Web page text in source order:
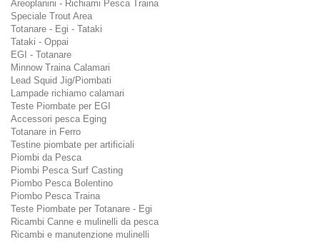
Areoplanini - Richiami Pesca Traina
Speciale Trout Area
Totanare - Egi - Tataki
Tataki - Oppai
EGI - Totanare
Minnow Traina Calamari
Lead Squid Jig/Piombati
Lampade richiamo calamari
Teste Piombate per EGI
Accessori pesca Eging
Totanare in Ferro
Testine piombate per artificiali
Piombi da Pesca
Piombi Pesca Surf Casting
Piombo Pesca Bolentino
Piombo Pesca Traina
Teste Piombate per Totanare - Egi
Ricambi Canne e mulinelli da pesca
Ricambi e manutenzione mulinelli